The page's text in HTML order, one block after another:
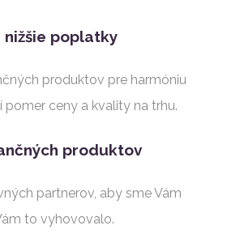
nižšie poplatky
produktov pre harmóniu
pomer ceny a kvality na trhu.
produktov
partnerov, aby sme Vám
to vyhovovalo.